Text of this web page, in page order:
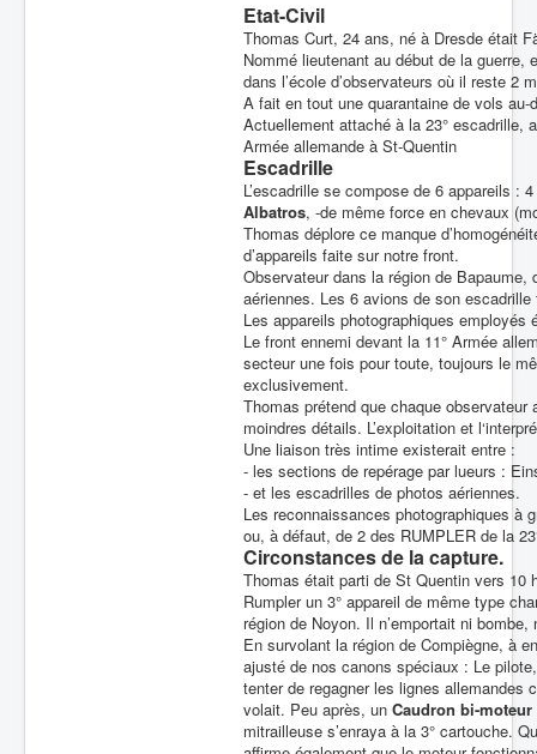
Etat-Civil
Thomas Curt, 24 ans, né à Dresde était
Nommé lieutenant au début de la
dans l’école d’observateurs où il reste
A fait en tout une quarantaine de vols
Actuellement attaché à la 23° escadrille,
Armée allemande à St-Quentin
Escadrille
L’escadrille se compose de 6 appareils : 4
Albatros, -de même force en chevaux
Thomas déplore ce manque
d’appareils faite sur notre front.
Observateur dans la région de
aériennes. Les 6 avions de son
Les appareils photographiques
Le front ennemi devant la 11° Armée
secteur une fois pour toute, toujours le
exclusivement.
Thomas prétend que chaque
moindres détails. L’exploitation et
Une liaison très intime existerait entre :
- les sections de repérage par lueurs :
- et les escadrilles de photos aériennes.
Les reconnaissances photographiques à
ou, à défaut, de 2 des RUMPLER de la
Circonstances de la capture.
Thomas était parti de St Quentin vers 10
Rumpler un 3° appareil de même type
région de Noyon. Il n’emportait ni
En survolant la région de Compiègne, à
ajusté de nos canons spéciaux : Le
tenter de regagner les lignes allemandes
volait. Peu après, un Caudron bi-moteur
mitrailleuse s’enraya à la 3° cartouche.